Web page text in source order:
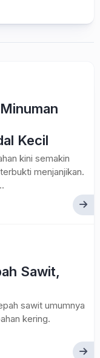
Kecil
kini semakin
menjanjikan.
Sawit,
sawit umumnya
kering.